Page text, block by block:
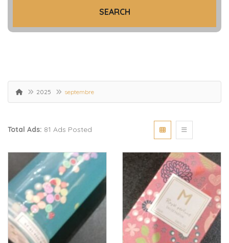
SEARCH
2025 septembre
Total Ads: 81 Ads Posted